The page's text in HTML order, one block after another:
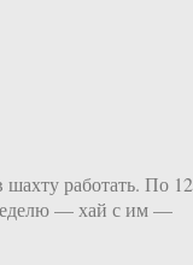
работать. По
— хай с им —